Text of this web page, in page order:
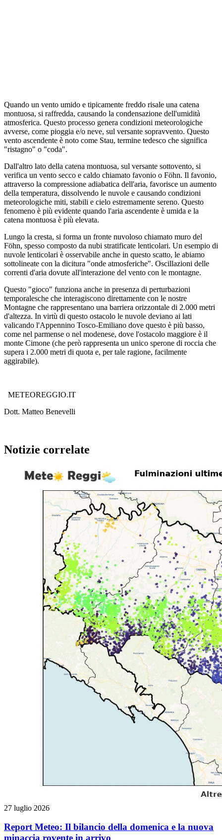
Quando un vento umido e tipicamente freddo risale una catena
montuosa, si raffredda, causando la condensazione dell'umidità
atmosferica. Questo processo genera condizioni meteorologiche
avverse, come pioggia e/o neve, sul versante sopravvento. Questo
vento ascendente è noto come Stau, termine tedesco che significa
"ristagno" o "coda".
Dall'altro lato della catena montuosa, sul versante sottovento, si
verifica un vento secco e caldo chiamato favonio o Föhn. Il favonio,
attraverso la compressione adiabatica dell'aria, favorisce un aumento
della temperatura, dissolvendo le nuvole e causando condizioni
meteorologiche miti, stabili e cielo estremamente sereno. Questo
fenomeno è più evidente quando l'aria ascendente è umida e la
catena montuosa è più elevata.
Lungo la cresta, si forma un fronte nuvoloso chiamato muro del
Föhn, spesso composto da nubi stratificate lenticolari. Un esempio di
nuvole lenticolari è osservabile anche in questo scatto, le abiamo
sottolineate con la dicitura "onde atmosferiche". Oscillazioni delle
correnti d'aria dovute all'interazione del vento con le montagne.
Questo "gioco" funziona anche in presenza di perturbazioni
temporalesche che interagiscono direttamente con le nostre
Montagne che rappresentano una barriera orizzontale di 2.000 metri
d'altezza. In virtù di questo ostacolo le nuvole deviano ai lati
valicando l'Appennino Tosco-Emiliano dove questo è più basso,
come nel parmense o nel modenese, dove l'ostacolo maggiore è il
monte Cimone (che però rappresenta un unico sperone di roccia che
supera i 2.000 metri di quota e, per tale ragione, facilmente
aggirabile).
METEOREGGIO.IT
Dott. Matteo Benevelli
Notizie correlate
27 luglio 2026
Report Meteo: Il bilancio della domenica e la nuova